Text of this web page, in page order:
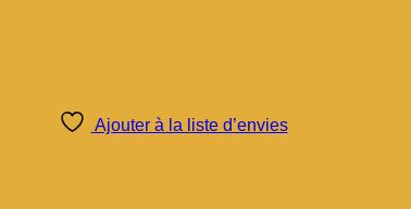
Ajouter à la liste d’envies